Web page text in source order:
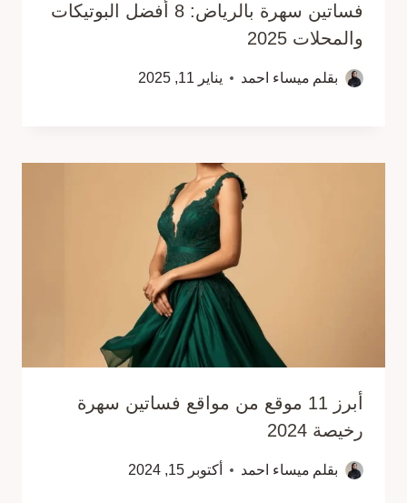
فساتين سهرة بالرياض: 8 أفضل البوتيكات
والمحلات 2025
بقلم ميساء احمد يناير 11, 2025
أبرز 11 موقع من مواقع فساتين سهرة
رخيصة 2024
بقلم ميساء احمد أكتوبر 15, 2024